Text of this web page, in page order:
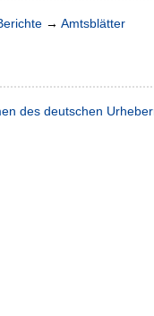
→ Amtsblätter
des deutschen